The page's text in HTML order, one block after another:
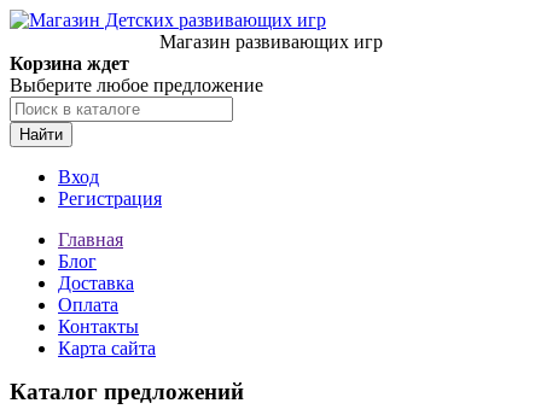
Магазин развивающих игр
Корзина ждет
Выберите любое предложение
Найти
Вход
Регистрация
Главная
Блог
Доставка
Оплата
Контакты
Карта сайта
Каталог предложений